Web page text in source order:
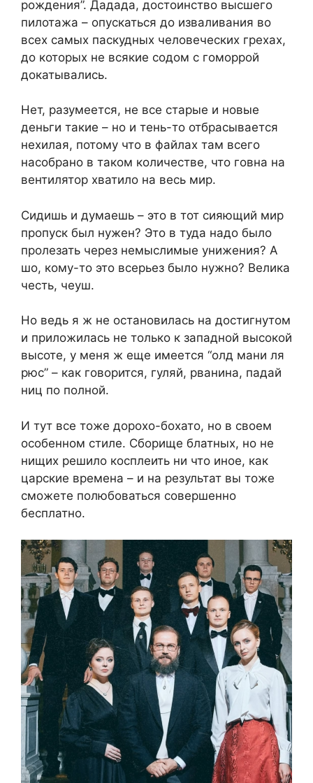
рождения”. Дадада, достоинство высшего
пилотажа – опускаться до изваливания во
всех самых паскудных человеческих грехах,
до которых не всякие содом с гоморрой
докатывались.
Нет, разумеется, не все старые и новые
деньги такие – но и тень-то отбрасывается
нехилая, потому что в файлах там всего
насобрано в таком количестве, что говна на
вентилятор хватило на весь мир.
Сидишь и думаешь – это в тот сияющий мир
пропуск был нужен? Это в туда надо было
пролезать через немыслимые унижения? А
шо, кому-то это всерьез было нужно? Велика
честь, чеуш.
Но ведь я ж не остановилась на достигнутом
и приложилась не только к западной высокой
высоте, у меня ж еще имеется “олд мани ля
рюс” – как говорится, гуляй, рванина, падай
ниц по полной.
И тут все тоже дорохо-бохато, но в своем
особенном стиле. Сборище блатных, но не
нищих решило косплеить ни что иное, как
царские времена – и на результат вы тоже
сможете полюбоваться совершенно
бесплатно.